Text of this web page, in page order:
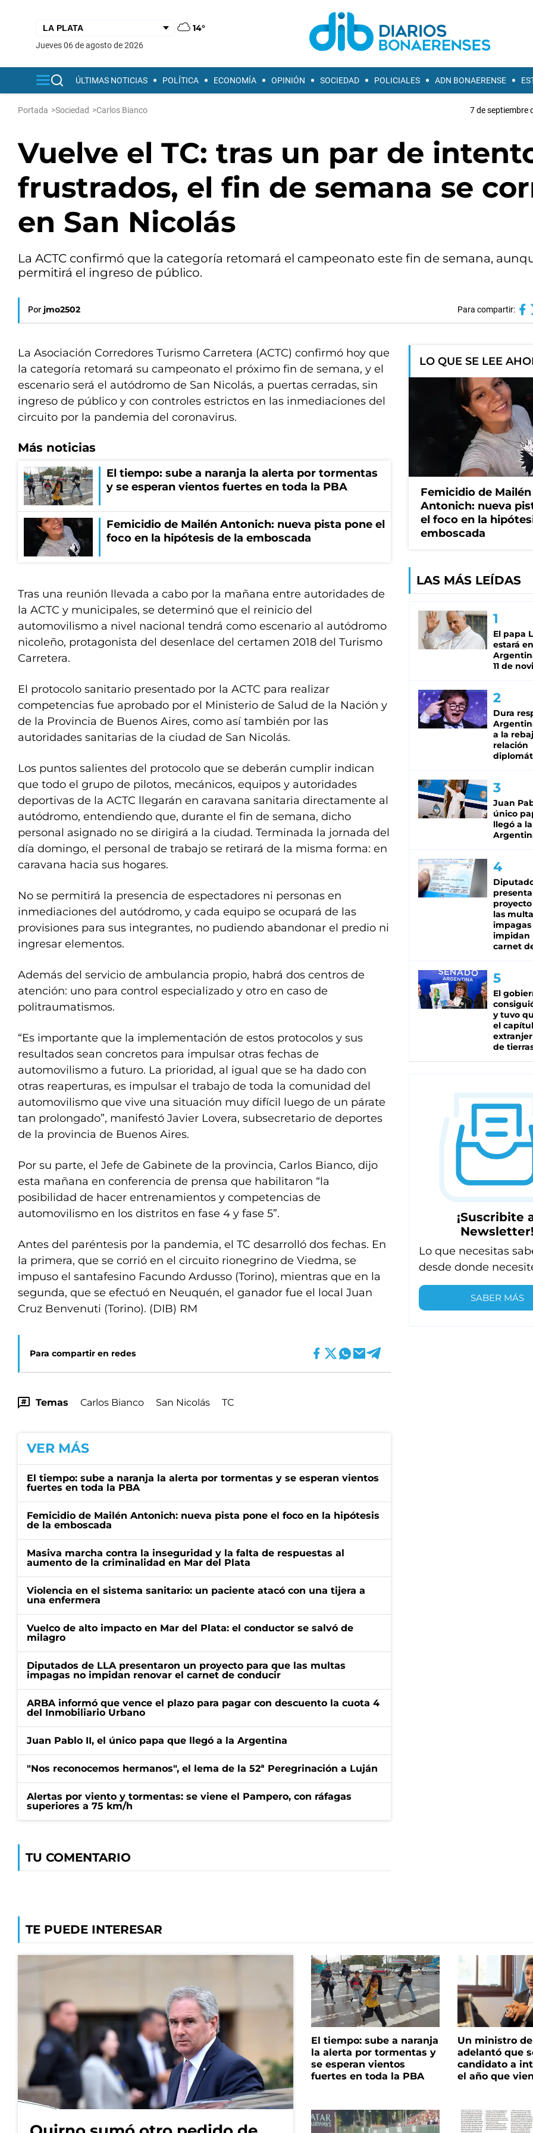
14°
jueves 06 de agosto de 2026
ÚLTIMAS NOTICIAS POLÍTICA ECONOMÍA OPINIÓN SOCIEDAD POLICIALES ADN BONAERENSE
Portada >Sociedad >Carlos Bianco 7 de septiembre
Vuelve el TC: tras un par de
frustrados, el fin de semana se
en San Nicolás
La ACTC confirmó que la categoría retomará el campeonato este fin de semana,
permitirá el ingreso de público.
Por jmo2502 Para compartir:
La Asociación Corredores Turismo Carretera (ACTC) confirmó hoy que
la categoría retomará su campeonato el próximo fin de semana, y el
escenario será el autódromo de San Nicolás, a puertas cerradas, sin
ingreso de público y con controles estrictos en las inmediaciones del
circuito por la pandemia del coronavirus.
Más noticias
El tiempo: sube a naranja la alerta por tormentas
y se esperan vientos fuertes en toda la PBA
Femicidio de Mailén Antonich: nueva pista pone el
foco en la hipótesis de la emboscada
Tras una reunión llevada a cabo por la mañana entre autoridades de
la ACTC y municipales, se determinó que el reinicio del
automovilismo a nivel nacional tendrá como escenario al autódromo
nicoleño, protagonista del desenlace del certamen 2018 del Turismo
Carretera.
El protocolo sanitario presentado por la ACTC para realizar
competencias fue aprobado por el Ministerio de Salud de la Nación y
de la Provincia de Buenos Aires, como así también por las
autoridades sanitarias de la ciudad de San Nicolás.
Los puntos salientes del protocolo que se deberán cumplir indican
que todo el grupo de pilotos, mecánicos, equipos y autoridades
deportivas de la ACTC llegarán en caravana sanitaria directamente al
autódromo, entendiendo que, durante el fin de semana, dicho
personal asignado no se dirigirá a la ciudad. Terminada la jornada del
día domingo, el personal de trabajo se retirará de la misma forma: en
caravana hacia sus hogares.
No se permitirá la presencia de espectadores ni personas en
inmediaciones del autódromo, y cada equipo se ocupará de las
provisiones para sus integrantes, no pudiendo abandonar el predio ni
ingresar elementos.
Además del servicio de ambulancia propio, habrá dos centros de
atención: uno para control especializado y otro en caso de
politraumatismos.
“Es importante que la implementación de estos protocolos y sus
resultados sean concretos para impulsar otras fechas de
automovilismo a futuro. La prioridad, al igual que se ha dado con
otras reaperturas, es impulsar el trabajo de toda la comunidad del
automovilismo que vive una situación muy difícil luego de un párate
tan prolongado”, manifestó Javier Lovera, subsecretario de deportes
de la provincia de Buenos Aires.
Por su parte, el Jefe de Gabinete de la provincia, Carlos Bianco, dijo
esta mañana en conferencia de prensa que habilitaron “la
posibilidad de hacer entrenamientos y competencias de
automovilismo en los distritos en fase 4 y fase 5”.
Antes del paréntesis por la pandemia, el TC desarrolló dos fechas. En
la primera, que se corrió en el circuito rionegrino de Viedma, se
impuso el santafesino Facundo Ardusso (Torino), mientras que en la
segunda, que se efectuó en Neuquén, el ganador fue el local Juan
Cruz Benvenuti (Torino). (DIB) RM
Para compartir en redes
Temas Carlos Bianco San Nicolás TC
VER MÁS
El tiempo: sube a naranja la alerta por tormentas y se esperan vientos
fuertes en toda la PBA
Femicidio de Mailén Antonich: nueva pista pone el foco en la hipótesis
de la emboscada
Masiva marcha contra la inseguridad y la falta de respuestas al
aumento de la criminalidad en Mar del Plata
Violencia en el sistema sanitario: un paciente atacó con una tijera a
una enfermera
Vuelco de alto impacto en Mar del Plata: el conductor se salvó de
milagro
Diputados de LLA presentaron un proyecto para que las multas
impagas no impidan renovar el carnet de conducir
ARBA informó que vence el plazo para pagar con descuento la cuota 4
del Inmobiliario Urbano
Juan Pablo II, el único papa que llegó a la Argentina
"Nos reconocemos hermanos", el lema de la 52ª Peregrinación a Luján
Alertas por viento y tormentas: se viene el Pampero, con ráfagas
superiores a 75 km/h
TU COMENTARIO
LO QUE SE LEE
Femicidio de Mailén
Antonich: nueva
el foco en la
emboscada
LAS MÁS LEÍDAS
El papa
estará
11 de
Dura
a la
relación
Juan
único
llegó a la
las
impagas
impidan
carnet
El
y tuvo
el
de
¡Suscribite
Newsletter!
Lo que necesitas
desde donde
SABER MÁS
TE PUEDE INTERESAR
El tiempo: sube a naranja
la alerta por tormentas y
se esperan vientos
fuertes en toda la PBA
Un ministro
adelantó que
candidato a
el año que